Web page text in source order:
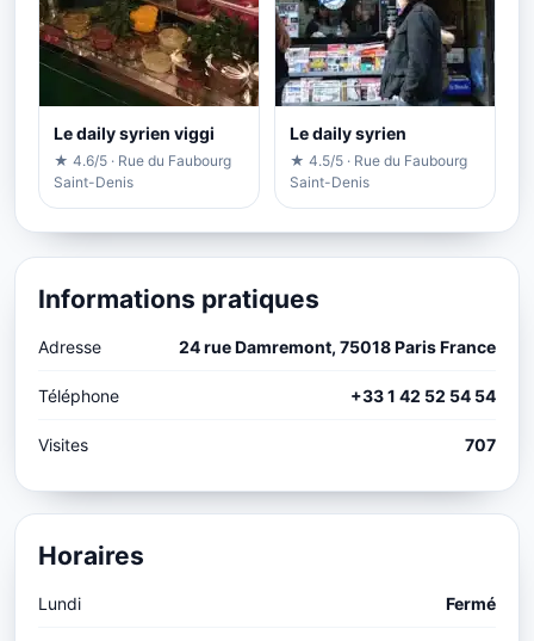
Le daily syrien viggi
★ 4.6/5 · Rue du Faubourg
Saint-Denis
Le daily syrien
★ 4.5/5 · Rue du Faubourg
Saint-Denis
Informations pratiques
Adresse 24 rue Damremont, 75018 Paris France
Téléphone +33 1 42 52 54 54
Visites 707
Horaires
Lundi Fermé